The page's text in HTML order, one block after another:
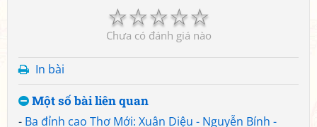
☆
☆
☆
☆
☆
Chưa có đánh giá nào
In bài
Một số bài liên quan
- Ba đỉnh cao Thơ Mới: Xuân Diệu - Nguyễn Bính -